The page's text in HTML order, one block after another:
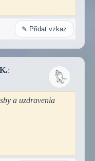
✎ Přidat vzkaz
:
a uzdravenia